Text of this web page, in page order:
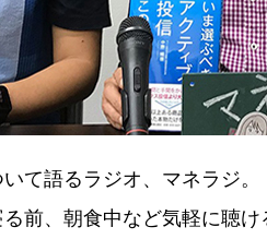
て語るラジオ、マネラジ。
前、朝食中など気軽に聴け